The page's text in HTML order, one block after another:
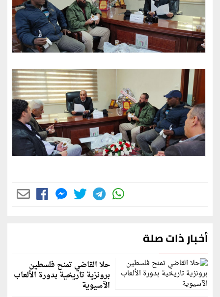
أخبار ذات صلة
حلا القاضي تمنح فلسطين
برونزية تاريخية بدورة الألعاب
الآسيوية